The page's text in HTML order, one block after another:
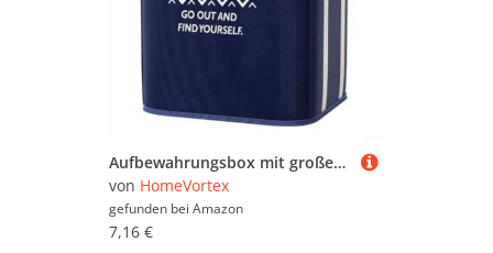
Aufbewahrungsbox mit großer Kapazität für Kleidung und Bettwäsche mit robuster Konstruktion, wasserdichtes und kratzfestes Design für lange Lebensdauer
von HomeVortex
gefunden bei Amazon
7,16 €